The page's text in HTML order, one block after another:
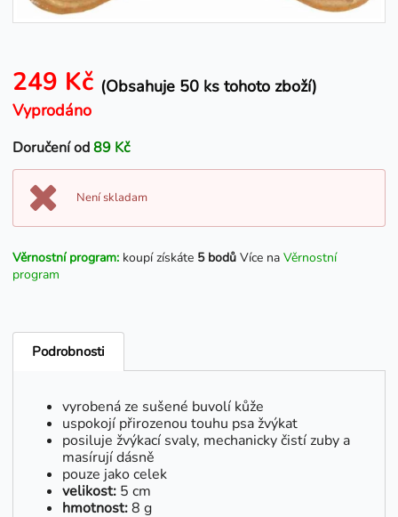
249 Kč (Obsahuje 50 ks tohoto zboží)
Vyprodáno
Doručení od89 Kč
Není skladam
Věrnostní program: koupí získáte 5 bodů Více na Věrnostní
program
Podrobnosti
vyrobená ze sušené buvolí kůže
uspokojí přirozenou touhu psa žvýkat
posiluje žvýkací svaly, mechanicky čistí zuby a
masírují dásně
pouze jako celek
velikost: 5 cm
hmotnost:8 g